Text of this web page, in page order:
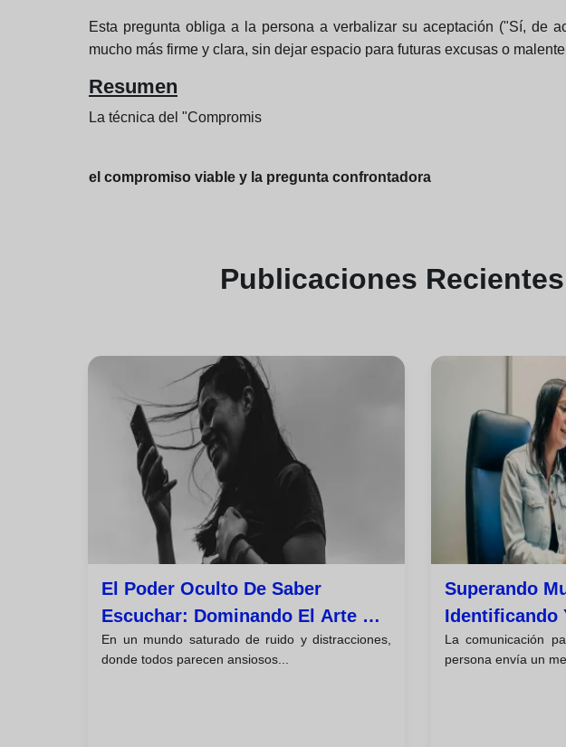
Esta pregunta obliga a la persona a verbalizar su aceptación ("Sí, de
mucho más firme y clara, sin dejar espacio para futuras excusas o
Resumen
La técnica del "Compromis
el compromiso viable y la pregunta confrontadora
Publicaciones
El Poder Oculto De Saber
Escuchar: Dominando El Arte De
La Escucha Activa
En un mundo saturado de ruido y distracciones,
donde todos parecen ansiosos...
Superando
Identificando
Barreras De
La comunicación
persona envía un